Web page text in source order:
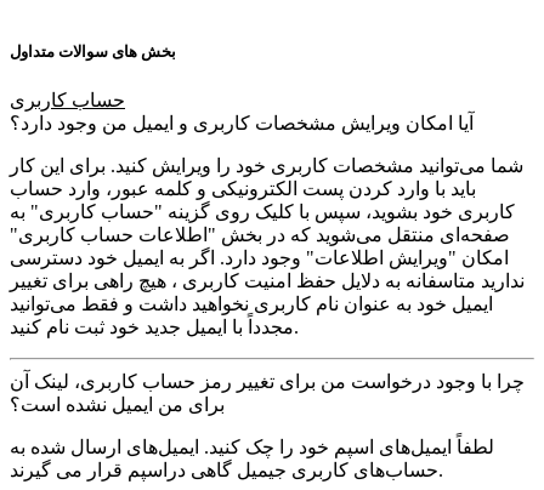
بخش های سوالات متداول
حساب کاربری
آیا امکان ویرایش مشخصات کاربری و ایمیل من وجود دارد؟
شما می‏‌توانید مشخصات کاربری خود را ویرایش کنید. برای این کار
باید با وارد کردن پست الکترونیکی و کلمه عبور، وارد حساب
کاربری خود بشوید، سپس با کلیک روی گزینه "حساب کاربری" به
صفحه‏‌ای منتقل می‏‌شوید که در بخش "اطلاعات حساب کاربری"
امکان "ویرایش اطلاعات" وجود دارد. اگر به ایمیل خود دسترسی
ندارید متاسفانه به دلایل حفظ امنیت کاربری ، هیچ راهی برای تغییر
ایمیل خود به عنوان نام کاربری نخواهید داشت و فقط می‌توانید
مجدداً با ایمیل جدید خود ثبت نام کنید.
چرا با وجود درخواست من برای تغییر رمز حساب کاربری، لینک آن
برای من ایمیل نشده است؟
لطفاً ایمیل‌های اسپم خود را چک کنید. ایمیل‌های ارسال شده به
حساب‏‌های کاربری جیمیل گاهی دراسپم قرار می گیرند.